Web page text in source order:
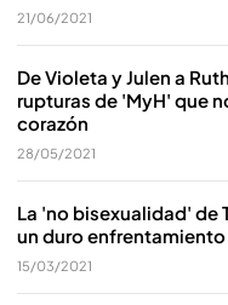
21/06/2021
De Violeta y Julen a
rupturas de 'MyH' que
corazón
28/05/2021
La 'no bisexualidad' de
un duro enfrentamiento
15/03/2021